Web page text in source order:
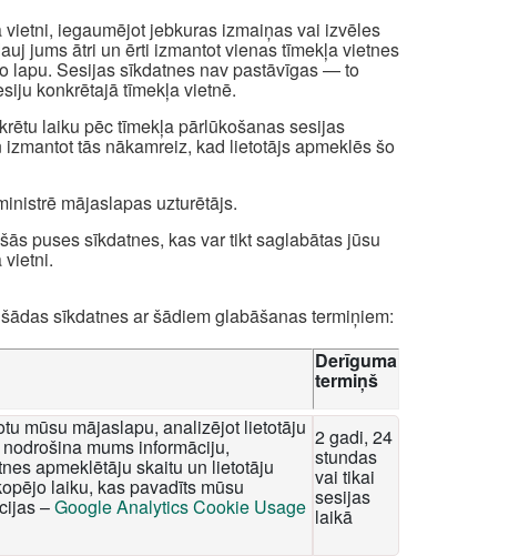
iegaumējot jebkuras izmaiņas vai izvēles
jums ātri un ērti izmantot vienas tīmekļa vietnes
lapu. Sesijas sīkdatnes nav pastāvīgas — to
konkrētajā tīmekļa vietnē.
laiku pēc tīmekļa pārlūkošanas sesijas
tās nākamreiz, kad lietotājs apmeklēs šo
mājaslapas uzturētājs.
puses sīkdatnes, kas var tikt saglabātas jūsu
vietni.
sīkdatnes ar šādiem glabāšanas termiņiem:
Derīguma
termiņš
mūsu mājaslapu, analizējot lietotāju
mums informāciju,
apmeklētāju skaitu un lietotāju
laiku, kas pavadīts mūsu
–Google Analytics Cookie Usage
2 gadi, 24
stundas
vai tikai
sesijas
laikā